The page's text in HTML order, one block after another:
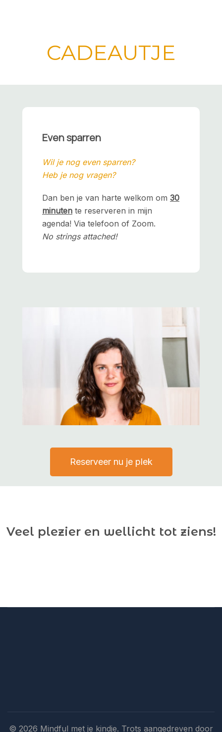
CADEAUTJE
Even sparren
Wil je nog even sparren?
Heb je nog vragen?
Dan ben je van harte welkom om 30
minuten te reserveren in mijn
agenda! Via telefoon of Zoom.
No strings attached!
Reserveer nu je plek
Veel plezier en wellicht tot ziens!
© 2026 Mindful met je kindje. Trots aangedreven door